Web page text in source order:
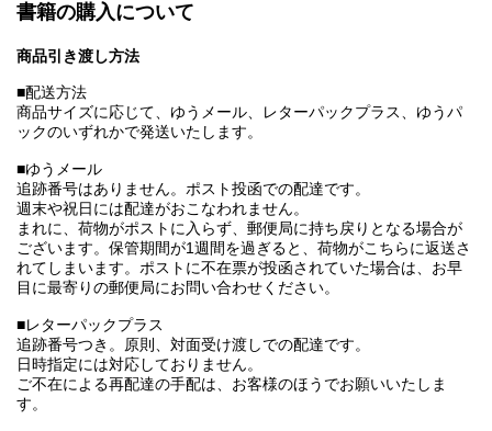
書籍の購入について
商品引き渡し方法
■配送方法
商品サイズに応じて、ゆうメール、レターパックプラス、ゆうパ
ックのいずれかで発送いたします。
■ゆうメール
追跡番号はありません。ポスト投函での配達です。
週末や祝日には配達がおこなわれません。
まれに、荷物がポストに入らず、郵便局に持ち戻りとなる場合が
ございます。保管期間が1週間を過ぎると、荷物がこちらに返送さ
れてしまいます。ポストに不在票が投函されていた場合は、お早
目に最寄りの郵便局にお問い合わせください。
■レターパックプラス
追跡番号つき。原則、対面受け渡しでの配達です。
日時指定には対応しておりません。
ご不在による再配達の手配は、お客様のほうでお願いいたしま
す。